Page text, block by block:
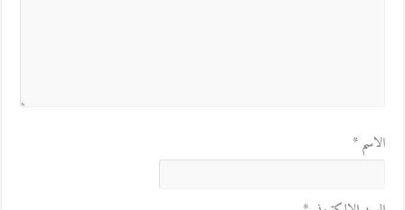
الاسم*